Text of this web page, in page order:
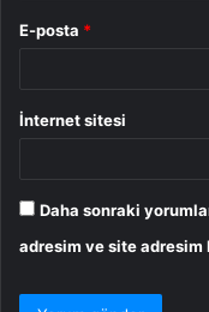
E-posta *
İnternet sitesi
Daha sonraki
adresim ve site adresim